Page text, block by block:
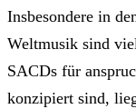
Insbesondere in
Weltmusik sind
SACDs für
konzipiert sind,